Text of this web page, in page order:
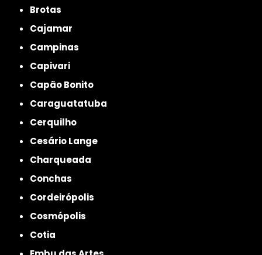
Brotas
Cajamar
Campinas
Capivari
Capão Bonito
Caraguatatuba
Cerquilho
Cesário Lange
Charqueada
Conchas
Cordeirópolis
Cosmópolis
Cotia